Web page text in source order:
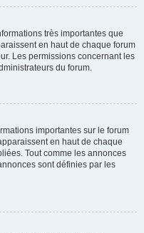
très importantes que
en haut de chaque forum
Les permissions concernant les
du forum.
importantes sur le forum
en haut de chaque
Tout comme les annonces
sont définies par les